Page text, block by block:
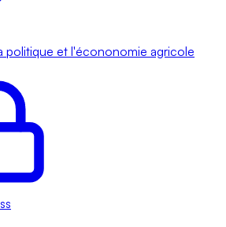
politique et l'écononomie agricole